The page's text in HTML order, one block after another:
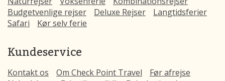
Budgetvenlige rejser
Deluxe Rejser
Langtidsferier
Safari
Kør selv ferie
Kundeservice
Kontakt os Om Check Point Travel
Før afrejse